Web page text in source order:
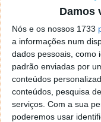
Damos
Nós e os nossos 1733
a informações num
dados pessoais, como
padrão enviadas por
conteúdos
conteúdos, pesquisa
serviços. Com a sua
poderemos usar
agradecido,
Vítor M.
@Reporter
Desculpa
o MSn
Responder